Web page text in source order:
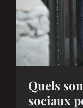
Quels
sociaux